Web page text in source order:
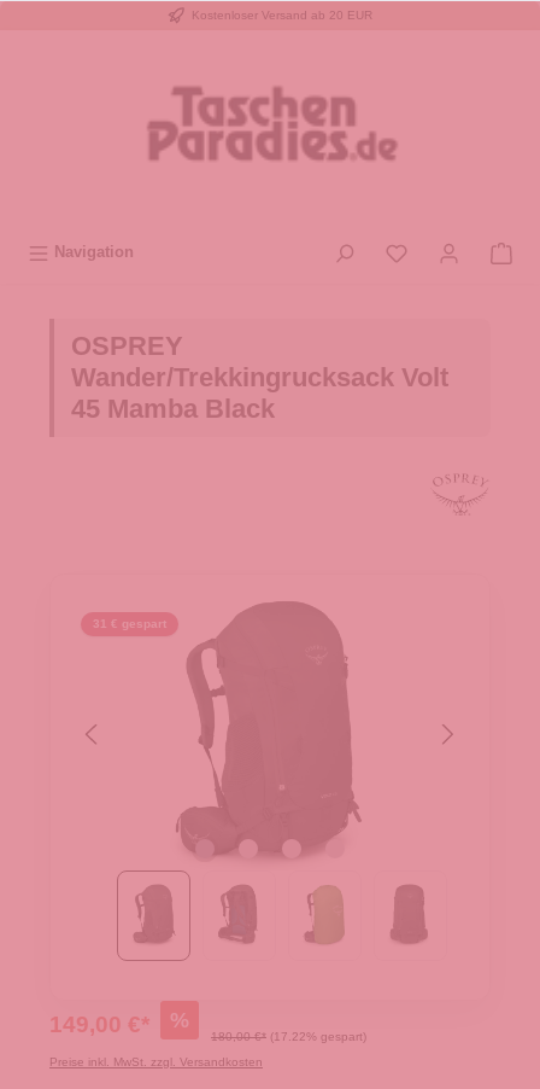
Kostenloser Versand ab 20 EUR
Navigation
OSPREY
Wander/Trekkingrucksack Volt
45 Mamba Black
31 € gespart
149,00 €* %
180,00 €* (17.22% gespart)
Preise inkl. MwSt. zzgl. Versandkosten